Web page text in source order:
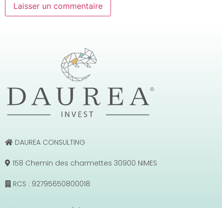
DAUREA CONSULTING
158 Chemin des charmettes 30900 NIMES
RCS : 92795650800018